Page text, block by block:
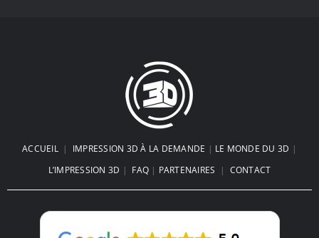
ACCUEIL| IMPRESSION 3D À LA DEMANDE | LE MONDE DU 3D |
L’IMPRESSION 3D | FAQ | PARTENAIRES | CONTACT